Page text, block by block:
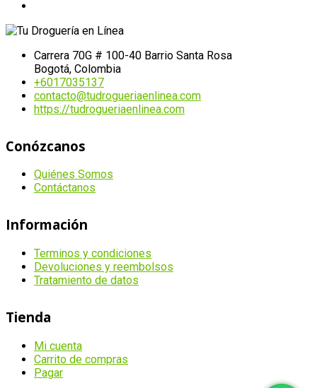
Carrera 70G # 100-40 Barrio Santa Rosa
Bogotá, Colombia
+6017035137
contacto@tudrogueriaenlinea.com
https://tudrogueriaenlinea.com
Conózcanos
Quiénes Somos
Contáctanos
Información
Terminos y condiciones
Devoluciones y reembolsos
Tratamiento de datos
Tienda
Mi cuenta
Carrito de compras
Pagar